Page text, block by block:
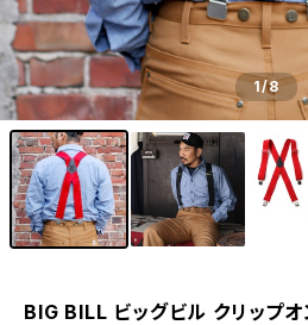
1/8
BIG BILL ビッグビル クリップ